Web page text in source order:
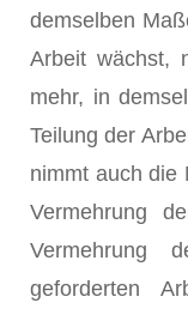
demselben
Arbeit wächst,
mehr, in
Teilung der
nimmt auch die
Vermehrung
Vermehrung
geforderten